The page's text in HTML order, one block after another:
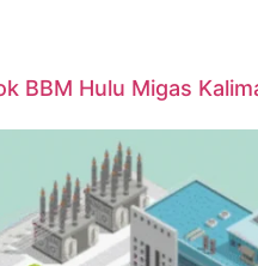
BBM Hulu Migas